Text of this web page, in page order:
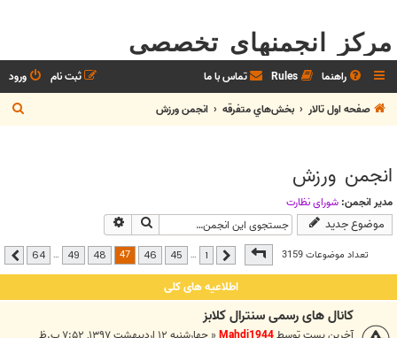
مرکز انجمنهای تخصصی
راهنما Rules تماس با ما ورود
ثبت نام
صفحه اول تالار
بخش‌‌هاي متفرقه انجمن ورزش
ج
س
انجمن ورزش
مدیر انجمن: شوراي نظارت
موضوع جدید جستجو
تعداد موضوعات 3159صفحه47 از64 قبلی …
45
46
47
48
49
…
64 بعدی
اطلاعیه های کلی
کانال های رسمی سنترال کلابز